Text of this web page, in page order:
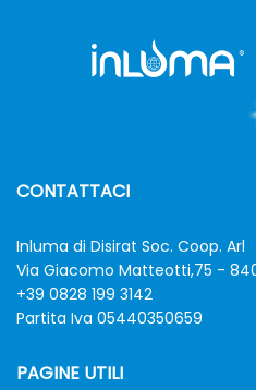
CONTATTACI
Inluma di Disirat Soc. Coop. Arl
Via Giacomo Matteotti,75 -
+39 0828 199 3142
Partita Iva 05440350659
PAGINE UTILI